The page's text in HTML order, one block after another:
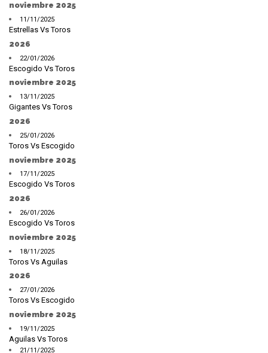
noviembre 2025
11/11/2025
Estrellas Vs Toros
2026
22/01/2026
Escogido Vs Toros
noviembre 2025
13/11/2025
Gigantes Vs Toros
2026
25/01/2026
Toros Vs Escogido
noviembre 2025
17/11/2025
Escogido Vs Toros
2026
26/01/2026
Escogido Vs Toros
noviembre 2025
18/11/2025
Toros Vs Aguilas
2026
27/01/2026
Toros Vs Escogido
noviembre 2025
19/11/2025
Aguilas Vs Toros
21/11/2025